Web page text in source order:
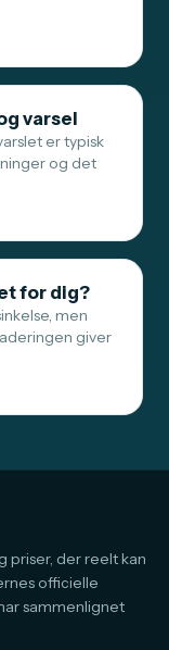
varsel
er typisk
og det
for dig?
men
giver
priser, der reelt kan
officielle
sammenlignet